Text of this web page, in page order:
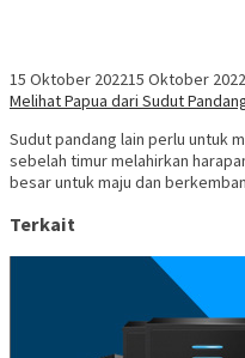
15 Oktober 202215 Oktober 2022
Melihat Papua dari Sudut
Sudut pandang lain perlu untuk
sebelah timur melahirkan
besar untuk maju dan
Terkait